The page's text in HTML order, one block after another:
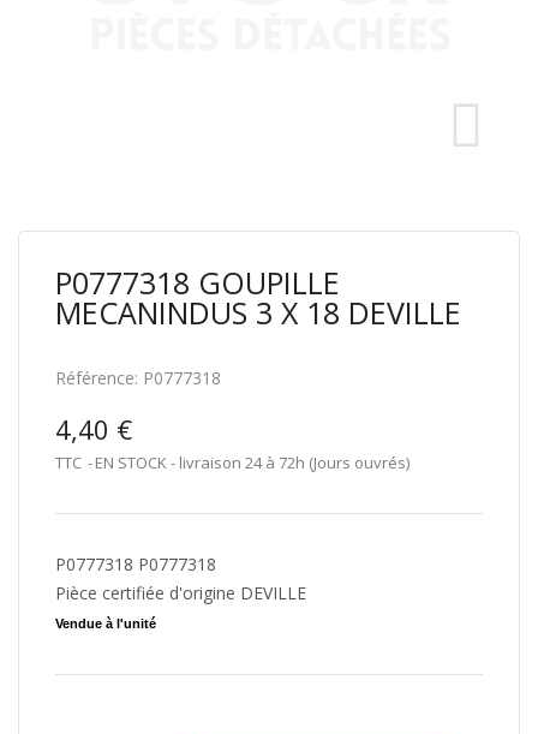
P0777318 GOUPILLE
MECANINDUS 3 X 18 DEVILLE
Référence: P0777318
4,40 €
TTC EN STOCK - livraison 24 à 72h (Jours ouvrés)
P0777318 P0777318
Pièce certifiée d'origine DEVILLE
Vendue à l'unité